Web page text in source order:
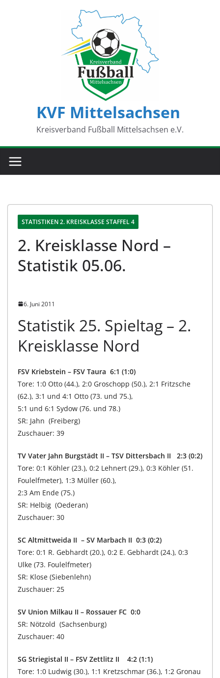
KVF Mittelsachsen
Kreisverband Fußball Mittelsachsen e.V.
STATISTIKEN 2. KREISKLASSE STAFFEL 4
2. Kreisklasse Nord –
Statistik 05.06.
6. Juni 2011
Statistik 25. Spieltag – 2.
Kreisklasse Nord
FSV Kriebstein – FSV Taura 6:1 (1:0)
Tore: 1:0 Otto (44.), 2:0 Groschopp (50.), 2:1 Fritzsche
(62.), 3:1 und 4:1 Otto (73. und 75.),
5:1 und 6:1 Sydow (76. und 78.)
SR: Jahn (Freiberg)
Zuschauer: 39
TV Vater Jahn Burgstädt II – TSV Dittersbach II 2:3 (0:2)
Tore: 0:1 Köhler (23.), 0:2 Lehnert (29.), 0:3 Köhler (51.
Foulelfmeter), 1:3 Müller (60.),
2:3 Am Ende (75.)
SR: Helbig (Oederan)
Zuschauer: 30
SC Altmittweida II – SV Marbach II 0:3 (0:2)
Tore: 0:1 R. Gebhardt (20.), 0:2 E. Gebhardt (24.), 0:3
Ulke (73. Foulelfmeter)
SR: Klose (Siebenlehn)
Zuschauer: 25
SV Union Milkau II – Rossauer FC 0:0
SR: Nötzold (Sachsenburg)
Zuschauer: 40
SG Striegistal II – FSV Zettlitz II 4:2 (1:1)
Tore: 1:0 Ludwig (30.), 1:1 Kretzschmar (36.), 1:2 Gronau